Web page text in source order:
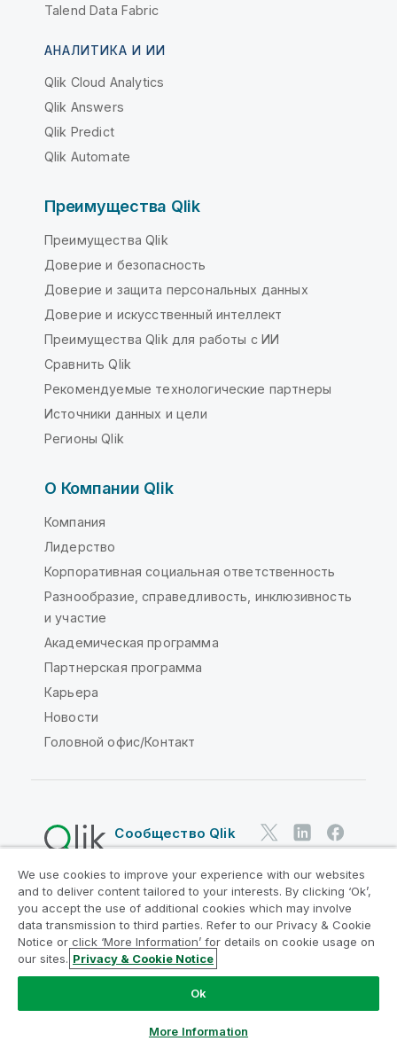
Talend Data Fabric
АНАЛИТИКА И ИИ
Qlik Cloud Analytics
Qlik Answers
Qlik Predict
Qlik Automate
Преимущества Qlik
Преимущества Qlik
Доверие и безопасность
Доверие и защита персональных данных
Доверие и искусственный интеллект
Преимущества Qlik для работы с ИИ
Сравнить Qlik
Рекомендуемые технологические партнеры
Источники данных и цели
Регионы Qlik
О Компании Qlik
Компания
Лидерство
Корпоративная социальная ответственность
Разнообразие, справедливость, инклюзивность
и участие
Академическая программа
Партнерская программа
Карьера
Новости
Головной офис/Контакт
Сообщество Qlik
Юридические соглашения
Условия использования продуктов
Legal Policies
Юридические положения
Условия использования
Do Not Share My Info
© QlikTech International AB, 1993-2026. Все права
We use cookies to improve your experience with our websites
and to deliver content tailored to your interests. By clicking ‘Ok’,
you accept the use of additional cookies which may involve
data transmission to third parties. Refer to our Privacy & Cookie
Notice or click ‘More Information’ for details on cookie usage on
our sites. Privacy & Cookie Notice
Ok
More Information